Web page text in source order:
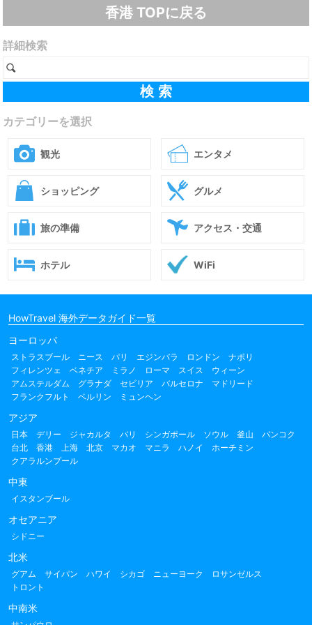
香港 TOPに戻る
詳細検索
カテゴリーを選択
観光 エンタメ
ショッピング グルメ
旅の準備 アクセス・交通
ホテル WiFi
HowTravel 海外データガイド一覧
ヨーロッパ
ストラスブール ニース パリ エジンバラ ロンドン
ナポリ
フィレンツェ
ベネチア ミラノ ローマ スイス
ウィーン
アムステルダム
グラナダ セビリア バルセロナ
マドリード
フランクフルト
ベルリン ミュンヘン
アジア
日本 デリー ジャカルタ バリ シンガポール ソウル 釜山
バンコク
台北
香港 上海 北京 マカオ マニラ ハノイ
ホーチミン
クアラルンプール
中東
イスタンブール
オセアニア
シドニー
北米
グアム サイパン ハワイ シカゴ ニューヨーク
ロサンゼルス
トロント
中南米